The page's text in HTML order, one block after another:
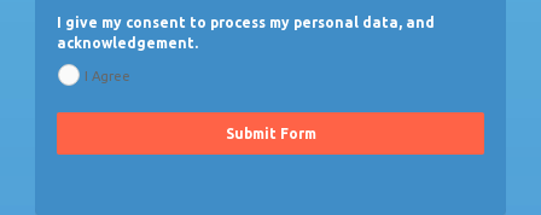
I give my consent to process my personal data, and
acknowledgement.
I Agree
Submit Form